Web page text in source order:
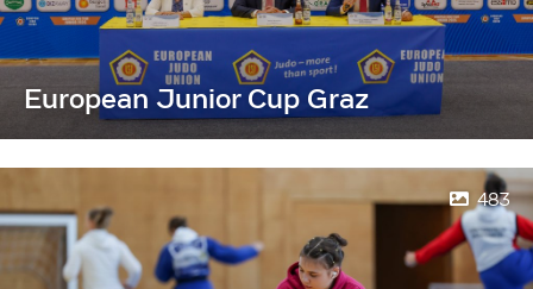
European Junior Cup Graz
483